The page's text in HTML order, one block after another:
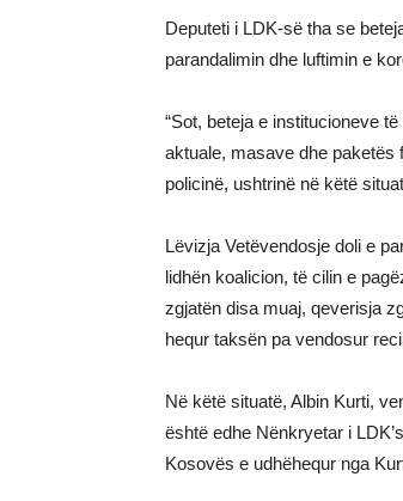
Deputeti i LDK-së tha se
parandalimin dhe luftimin e
“Sot, beteja e institucioneve
aktuale, masave dhe paketës
policinë, ushtrinë në këtë
Lëvizja Vetëvendosje doli e
lidhën koalicion, të cilin e
zgjatën disa muaj, qeverisja
hequr taksën pa vendosur
Në këtë situatë, Albin Kurti,
është edhe Nënkryetar i
Kosovës e udhëhequr nga